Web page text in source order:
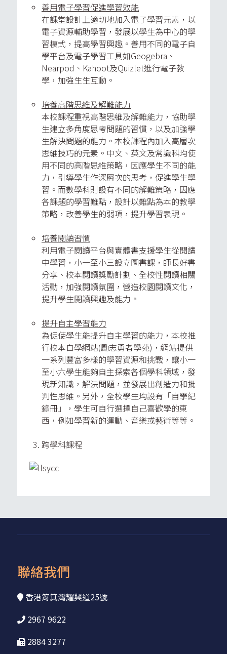
善用電子學習促進學習效能
在課堂設計上適切地加入電子學習元素，以
電子資源輔助學習，發展以學生為中心的學
習模式，提高學習興趣。善用不同的電子自
學平台及電子學習工具如Geogebra、
Nearpod、Kahoot及Quizlet進行電子教
學，加強生生互動。
培養高階思維及解難能力
本校課程重視高階思維及解難能力，協助學
生建立多角度思考問題的習慣，以及加強學
生解決問題的能力。本校課程內加入高層次
思維技巧的元素。中文、英文及常識科均使
用不同的高階思維策略，因應學生不同的能
力，引導學生作深層次的思考，促進學生學
習。而數學科則設有不同的解難策略，因應
各課題的學習難點，設計以難點為本的教學
策略，改善學生的弱項，提升學習表現。
培養閱讀習慣
利用電子閱讀平台與實體書支援學生從閱讀
中學習，小一至小三設立圖書課，師長好書
分享、校本閱讀獎勵計劃、全校性閱讀相關
活動，加強閱讀氛圍，營造校園閱讀文化，
提升學生閱讀興趣及能力。
提升自主學習能力
為促使學生能提升自主學習的能力，本校推
行校本自學網站(勵志勇者學苑)，網站提供
一系列豐富多樣的學習資源和挑戰，讓小一
至小六學生能夠自主探索各個學科領域，發
現新知識，解決問題，並發展出創造力和批
判性思維。另外，全校學生均設有「自學紀
錄冊」，學生可自行選擇自己喜歡學的東
西，例如學習新的運動、音樂或藝術等等。
跨學科課程
聯絡我們
香港筲箕灣耀興道25號
2967 9622
2884 3277